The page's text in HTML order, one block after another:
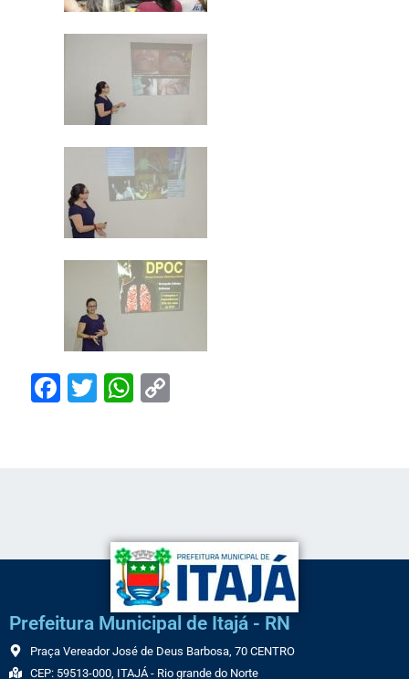
Facebook
TwitterWhatsApp
Prefeitura Municipal de Itajá - RN
Praça Vereador José de Deus Barbosa, 70 CENTRO
CEP: 59513-000, ITAJÁ - Rio grande do Norte